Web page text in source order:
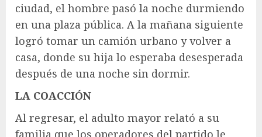
ciudad, el hombre pasó la noche durmiendo
en una plaza pública. A la mañana siguiente
logró tomar un camión urbano y volver a
casa, donde su hija lo esperaba desesperada
después de una noche sin dormir.
LA COACCIÓN
Al regresar, el adulto mayor relató a su
familia que los operadores del partido le